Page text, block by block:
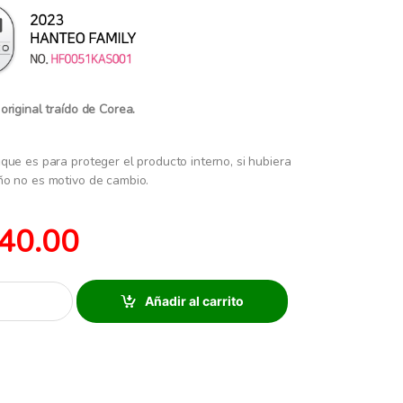
original traído de Corea.
es para proteger el producto interno, si hubiera
no es motivo de cambio.
Añadir al carrito